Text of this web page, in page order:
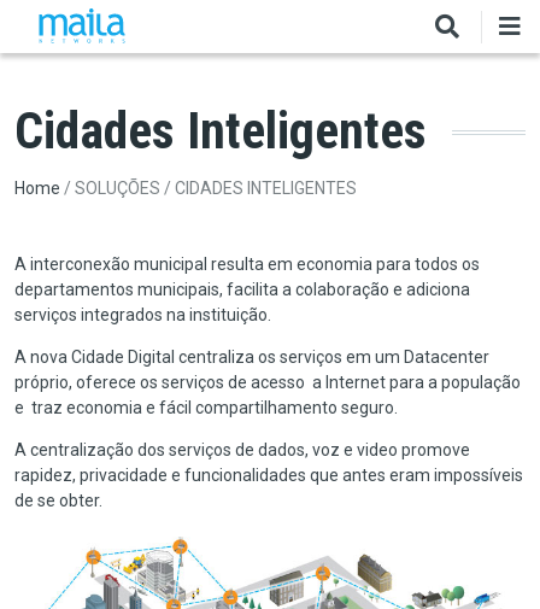
Skip to main content
Cidades Inteligentes
Breadcrumb
Home SOLUÇÕES CIDADES INTELIGENTES
A interconexão municipal resulta em economia para todos os
departamentos municipais, facilita a colaboração e adiciona
serviços integrados na instituição.
A nova Cidade Digital centraliza os serviços em um Datacenter
próprio, oferece os serviços de acesso a Internet para a população
e traz economia e fácil compartilhamento seguro.
A centralização dos serviços de dados, voz e video promove
rapidez, privacidade e funcionalidades que antes eram impossíveis
de se obter.